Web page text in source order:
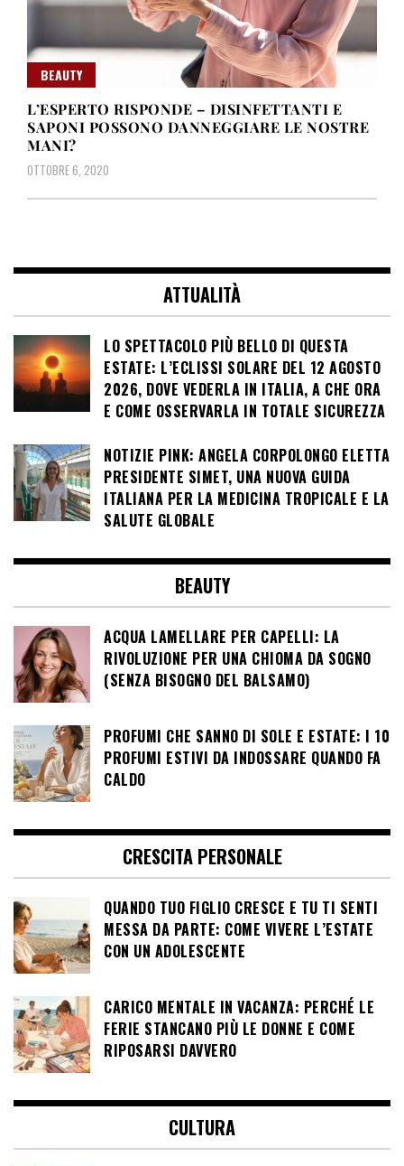
BEAUTY
L’ESPERTO RISPONDE – DISINFETTANTI E
SAPONI POSSONO DANNEGGIARE LE NOSTRE
MANI?
OTTOBRE 6, 2020
ATTUALITÀ
LO SPETTACOLO PIÙ BELLO DI QUESTA
ESTATE: L’ECLISSI SOLARE DEL 12 AGOSTO
2026, DOVE VEDERLA IN ITALIA, A CHE ORA
E COME OSSERVARLA IN TOTALE SICUREZZA
NOTIZIE PINK: ANGELA CORPOLONGO ELETTA
PRESIDENTE SIMET, UNA NUOVA GUIDA
ITALIANA PER LA MEDICINA TROPICALE E LA
SALUTE GLOBALE
BEAUTY
ACQUA LAMELLARE PER CAPELLI: LA
RIVOLUZIONE PER UNA CHIOMA DA SOGNO
(SENZA BISOGNO DEL BALSAMO)
PROFUMI CHE SANNO DI SOLE E ESTATE: I 10
PROFUMI ESTIVI DA INDOSSARE QUANDO FA
CALDO
CRESCITA PERSONALE
QUANDO TUO FIGLIO CRESCE E TU TI SENTI
MESSA DA PARTE: COME VIVERE L’ESTATE
CON UN ADOLESCENTE
CARICO MENTALE IN VACANZA: PERCHÉ LE
FERIE STANCANO PIÙ LE DONNE E COME
RIPOSARSI DAVVERO
CULTURA